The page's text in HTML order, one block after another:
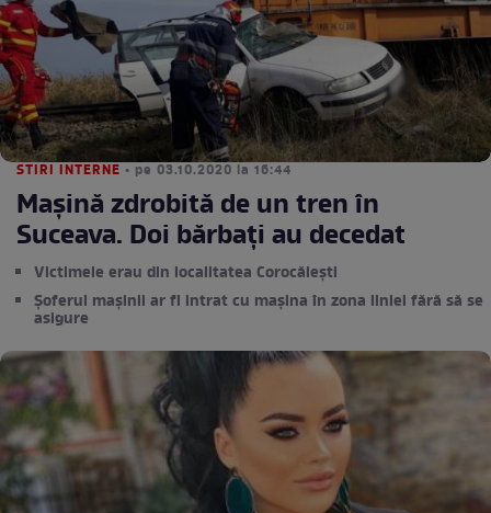
STIRI INTERNE • pe 03.10.2020 la 16:44
Mașină zdrobită de un tren în
Suceava. Doi bărbați au decedat
Victimele erau din localitatea Corocăiești
Șoferul mașinii ar fi intrat cu mașina în zona liniei fără să se
asigure